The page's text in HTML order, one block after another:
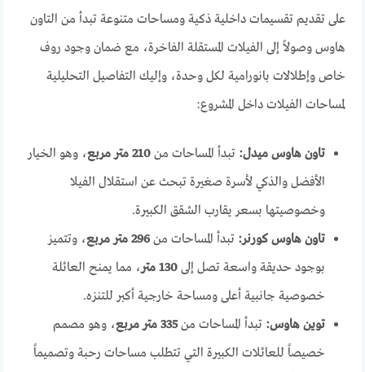
على تقديم تقسيمات داخلية ذكية ومساحات متنوعة تبدأ من التاون
هاوس وصولاً إلى الفيلات المستقلة الفاخرة، مع ضمان وجود روف
خاص وإطلالات بانورامية لكل وحدة، وإليك التفاصيل التحليلية
لمساحات الفيلات داخل المشروع:
تاون هاوس ميدل: تبدأ المساحات من210 متر مربع
، وهو الخيار
الأفضل والذكي لأسرة صغيرة تبحث عن استقلال الفيلا
وخصوصيتها بسعر يقارب الشقق الكبيرة.
تاون هاوس كورنر: تبدأ المساحات من296 متر مربع
، وتتميز
بوجود حديقة واسعة تصل إلى130 متر
، مما يمنح العائلة
خصوصية جانبية أعلى ومساحة خارجية أكبر للتنزه.
توين هاوس: تبدأ المساحات من335 متر مربع
، وهو مصمم
خصيصاً للعائلات الكبيرة التي تتطلب مساحات رحبة وتصميماً